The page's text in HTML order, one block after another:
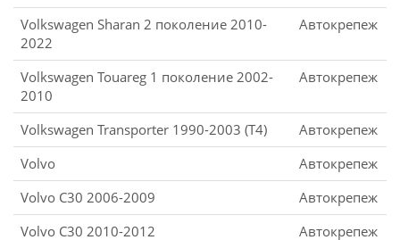
Volkswagen Sharan 2 поколение 2010-
2022
Автокрепеж
Volkswagen Touareg 1 поколение 2002-
2010
Автокрепеж
Volkswagen Transporter 1990-2003 (T4)
Автокрепеж
Volvo
Автокрепеж
Volvo C30 2006-2009
Автокрепеж
Volvo C30 2010-2012
Автокрепеж